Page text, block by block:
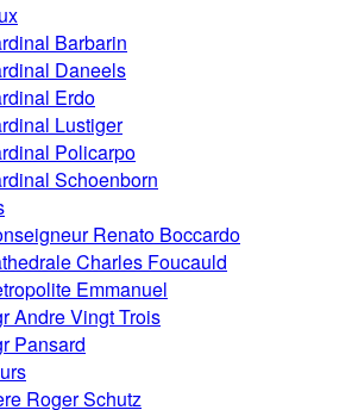
Barbarin
Daneels
Erdo
Lustiger
Policarpo
Schoenborn
Renato Boccardo
Charles Foucauld
Emmanuel
Andre Vingt Trois
Pansard
Roger Schutz